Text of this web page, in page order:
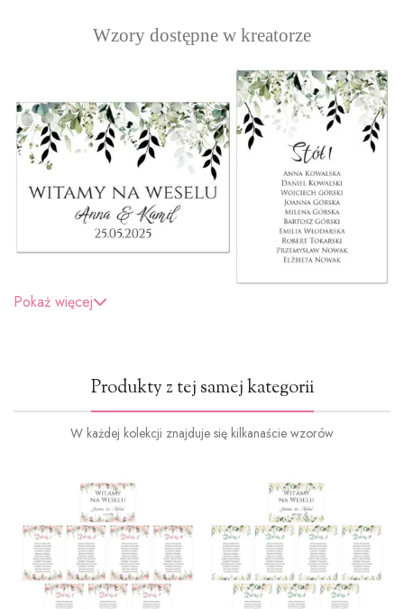
Wzory dostępne w kreatorze
Pokaż więcej
Produkty z tej samej kategorii
W każdej kolekcji znajduje się kilkanaście wzorów